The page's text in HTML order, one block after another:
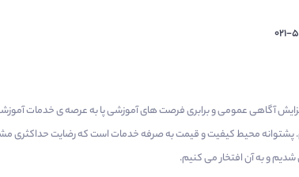
021-
گرفتیم برای افزایش آگاهی عمومی و برابری فرصت های آموزشی پا به عرصه ی خدمات
پشتوانه محیط کیفیت و قیمت به صرفه خدمات است که رضایت حداکثری
و به آن افتخار می‌ کنیم.